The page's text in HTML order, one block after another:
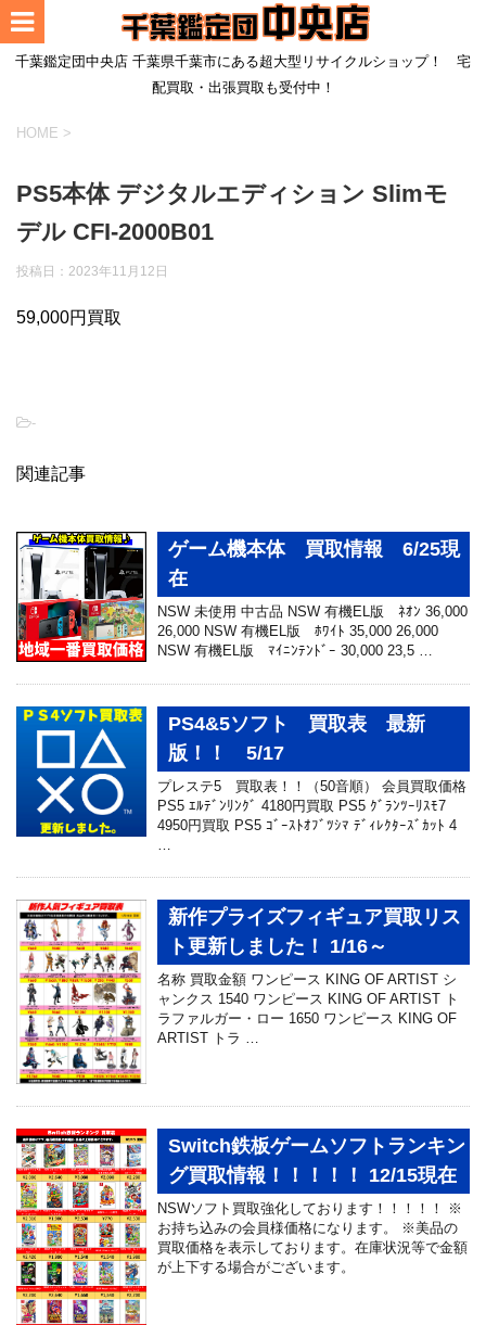
千葉鑑定団中央店 千葉県千葉市にある超大型リサイクルショップ！ 宅
配買取・出張買取も受付中！
HOME >
PS5本体 デジタルエディション Slimモ
デル CFI-2000B01
投稿日：2023年11月12日
59,000円買取
-
関連記事
ゲーム機本体 買取情報 6/25現
在
NSW 未使用 中古品 NSW 有機EL版 ﾈｵﾝ 36,000
26,000 NSW 有機EL版 ﾎﾜｲﾄ 35,000 26,000
NSW 有機EL版 ﾏｲﾆﾝﾃﾝﾄﾞｰ 30,000 23,5 …
PS4&5ソフト 買取表 最新
版！！ 5/17
プレステ5 買取表！！（50音順） 会員買取価格
PS5 ｴﾙﾃﾞﾝﾘﾝｸﾞ 4180円買取 PS5 ｸﾞﾗﾝﾂｰﾘｽﾓ7
4950円買取 PS5 ｺﾞｰｽﾄｵﾌﾞﾂｼﾏ ﾃﾞｨﾚｸﾀｰｽﾞｶｯﾄ 4
…
新作プライズフィギュア買取リス
ト更新しました！ 1/16～
名称 買取金額 ワンピース KING OF ARTIST シ
ャンクス 1540 ワンピース KING OF ARTIST ト
ラファルガー・ロー 1650 ワンピース KING OF
ARTIST トラ …
Switch鉄板ゲームソフトランキン
グ買取情報！！！！！ 12/15現在
NSWソフト買取強化しております！！！！！ ※
お持ち込みの会員様価格になります。 ※美品の
買取価格を表示しております。在庫状況等で金額
が上下する場合がございます。